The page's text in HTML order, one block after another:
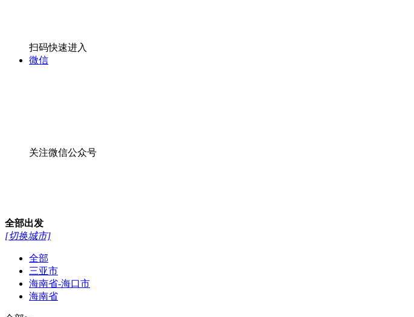
扫码快速进入
微信
关注微信公众号
全部出发
[切换城市]
全部
三亚市
海南省-海口市
海南省